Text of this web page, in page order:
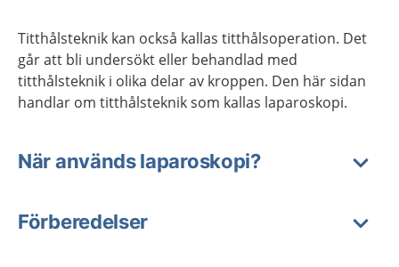
Titthålsteknik kan också kallas titthålsoperation. Det
går att bli undersökt eller behandlad med
titthålsteknik i olika delar av kroppen. Den här sidan
handlar om titthålsteknik som kallas laparoskopi.
När används laparoskopi?
Förberedelser